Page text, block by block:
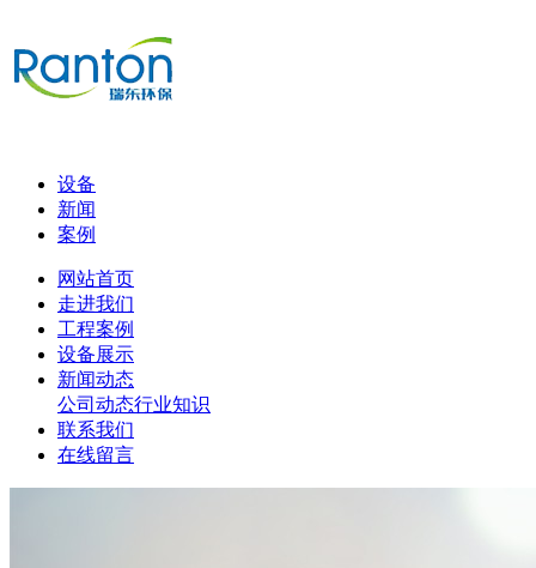
设备
新闻
案例
网站首页
走进我们
工程案例
设备展示
新闻动态
公司动态行业知识
联系我们
在线留言